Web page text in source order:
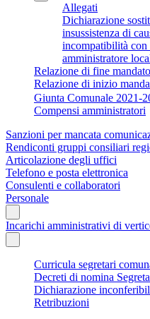
Allegati
Dichiarazione
insussistenza di
incompatibilità con
amministratore
Relazione di fine mandato
Relazione di inizio
Giunta Comunale 2021-
Compensi amministratori
Sanzioni per mancata
Rendiconti gruppi consiliari
Articolazione degli uffici
Telefono e posta elettronica
Consulenti e collaboratori
Personale
Incarichi amministrativi di
Curricula segretari
Decreti di nomina
Dichiarazione
Retribuzioni